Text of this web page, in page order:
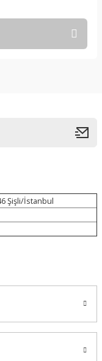
Şişli/İstanbul